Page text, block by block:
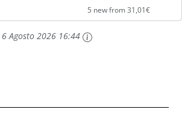
5 new from 31,01€
6 Agosto 2026 16:44